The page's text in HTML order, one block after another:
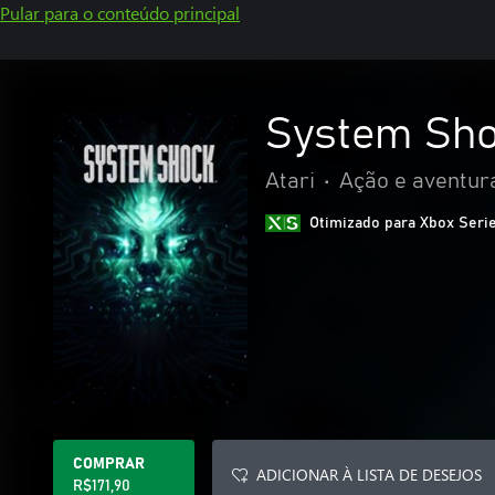
Pular para o conteúdo principal
System
Atari • Ação e
Otimizado para Xbox
COMPRAR
R$171,90
ADICIONAR À LISTA DE DESEJOS